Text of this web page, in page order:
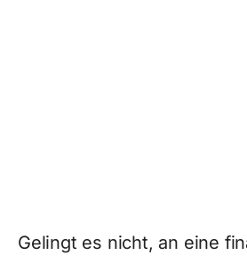
Gelingt es nicht, an eine